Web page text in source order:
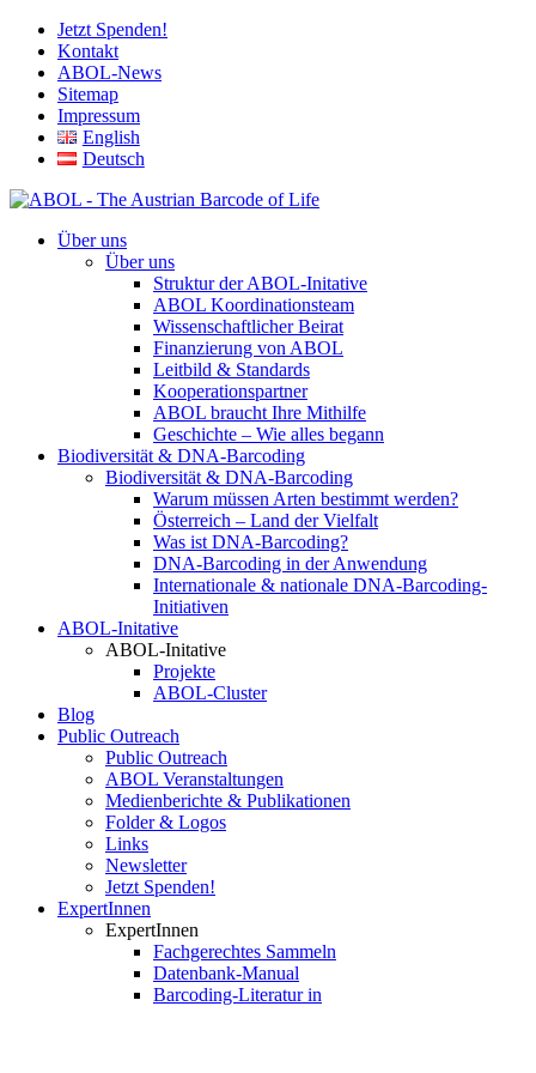
Jetzt Spenden!
Kontakt
ABOL-News
Sitemap
Impressum
English
Deutsch
Über uns
Über uns
Struktur der ABOL-Initative
ABOL Koordinationsteam
Wissenschaftlicher Beirat
Finanzierung von ABOL
Leitbild & Standards
Kooperationspartner
ABOL braucht Ihre Mithilfe
Geschichte – Wie alles begann
Biodiversität & DNA-Barcoding
Biodiversität & DNA-Barcoding
Warum müssen Arten bestimmt werden?
Österreich – Land der Vielfalt
Was ist DNA-Barcoding?
DNA-Barcoding in der Anwendung
Internationale & nationale DNA-Barcoding-
Initiativen
ABOL-Initative
ABOL-Initative
Projekte
ABOL-Cluster
Blog
Public Outreach
Public Outreach
ABOL Veranstaltungen
Medienberichte & Publikationen
Folder & Logos
Links
Newsletter
Jetzt Spenden!
ExpertInnen
ExpertInnen
Fachgerechtes Sammeln
Datenbank-Manual
Barcoding-Literatur in